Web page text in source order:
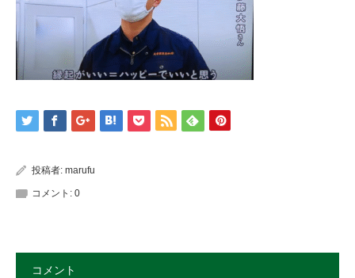
投稿者: marufu
コメント: 0
コメント